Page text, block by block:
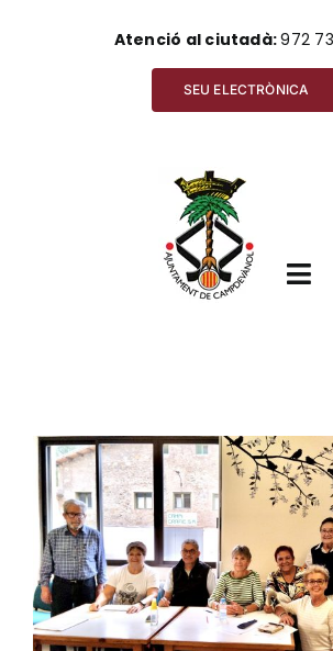
Atenció al ciutadà:972
SEU ELECTRÒNICA
Ajuntament
Ciutadania
Actualitat
View
Larger
Image